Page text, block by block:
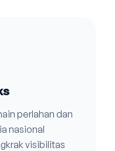
perlahan dan
nasional
visibilitas